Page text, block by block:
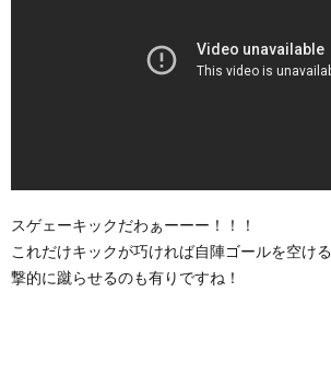
スゲェーキックだわぁーーー！！！
これだけキックが巧ければ自陣ゴールを空け
撃的に蹴らせるのも有りですね！